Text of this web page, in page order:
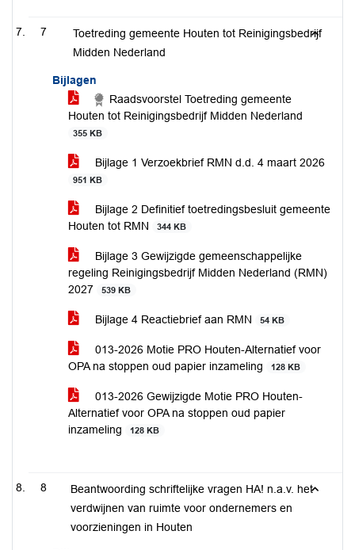
7
Toetreding gemeente Houten tot Reinigingsbedrijf
Midden Nederland
Bijlagen
Raadsvoorstel Toetreding gemeente
Houten tot Reinigingsbedrijf Midden Nederland
355 KB
Bijlage 1 Verzoekbrief RMN d.d. 4 maart 2026
951 KB
Bijlage 2 Definitief toetredingsbesluit gemeente
Houten tot RMN
344 KB
Bijlage 3 Gewijzigde gemeenschappelijke
regeling Reinigingsbedrijf Midden Nederland (RMN)
2027
539 KB
Bijlage 4 Reactiebrief aan RMN 54 KB
013-2026 Motie PRO Houten-Alternatief voor
OPA na stoppen oud papier inzameling
128 KB
013-2026 Gewijzigde Motie PRO Houten-
Alternatief voor OPA na stoppen oud papier
inzameling
128 KB
8
Beantwoording schriftelijke vragen HA! n.a.v. het
verdwijnen van ruimte voor ondernemers en
voorzieningen in Houten